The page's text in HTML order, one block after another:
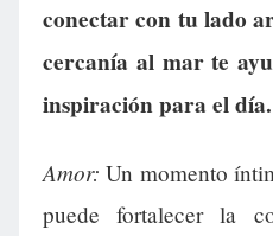
conectar con tu lado
cercanía al mar te
inspiración para el día.
Amor: Un momento
puede fortalecer la